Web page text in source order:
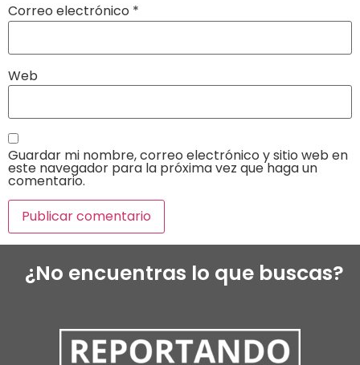
Correo electrónico *
Web
Guardar mi nombre, correo electrónico y sitio web en
este navegador para la próxima vez que haga un
comentario.
¿No encuentras lo que buscas?